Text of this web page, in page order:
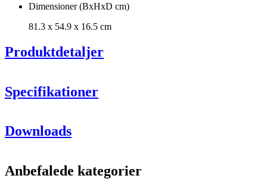
Dimensioner (BxHxD cm)
81.3 x 54.9 x 16.5 cm
Produktdetaljer
Specifikationer
Produktnummer
Højde (cm)54.9
Downloads
Anbefalede kategorier